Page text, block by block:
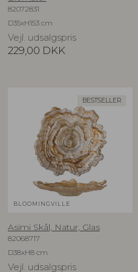
82072831
D35xH153 cm
Vejl. udsalgspris
229,00 DKK
BESTSELLER
BLOOMINGVILLE
Asimi Skål, Natur, Glas
82068717
D38xH8 cm
Vejl. udsalgspris